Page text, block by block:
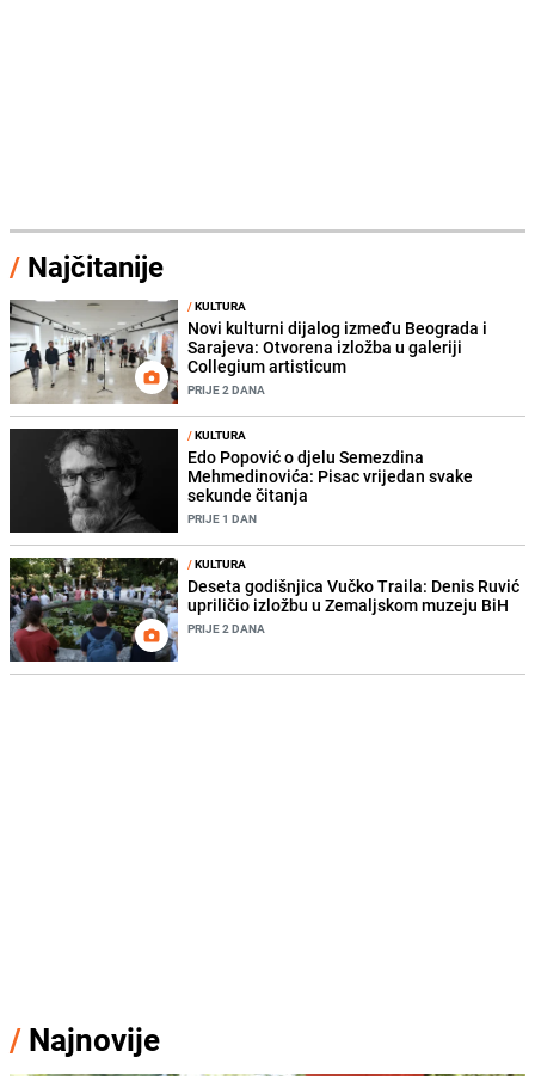
/ Najčitanije
/KULTURA
Novi kulturni dijalog između Beograda i
Sarajeva: Otvorena izložba u galeriji
Collegium artisticum
PRIJE 2 DANA
/KULTURA
Edo Popović o djelu Semezdina
Mehmedinovića: Pisac vrijedan svake
sekunde čitanja
PRIJE 1 DAN
/KULTURA
Deseta godišnjica Vučko Traila: Denis Ruvić
upriličio izložbu u Zemaljskom muzeju BiH
PRIJE 2 DANA
/ Najnovije